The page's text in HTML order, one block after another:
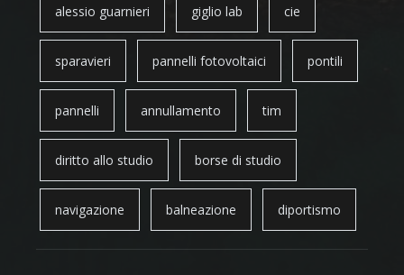
alessio guarnieri giglio lab cie
sparavieri pannelli fotovoltaici pontili
pannelli annullamento tim
diritto allo studio borse di studio
navigazione balneazione diportismo